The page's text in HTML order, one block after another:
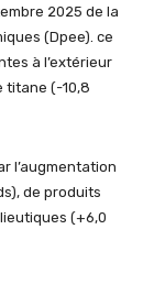
2025 de la
(Dpee). ce
à l’extérieur
titane (-10,8
l’augmentation
de produits
(+6,0